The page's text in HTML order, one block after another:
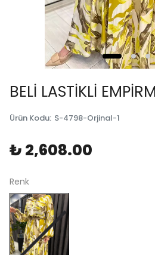
BELİ LASTİKLİ
Ürün Kodu: S-4798-Orjinal-1
₺ 2,608.00
Renk